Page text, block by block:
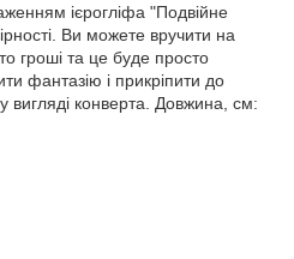
ієрогліфа "Подвійне
Ви можете вручити на
гроші та це буде просто
фантазію і прикріпити до
вигляді конверта. Довжина, см: